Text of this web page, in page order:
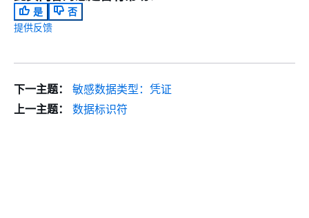
是
否
提供反馈
下一主题：
敏感数据类型：凭证
上一主题：
数据标识符